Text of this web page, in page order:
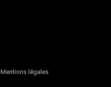
Mentions légales